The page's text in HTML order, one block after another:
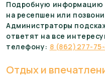
Подробную информацию
на ресепшен или
Администраторы
ответят на все
телефону: 8 (862)277-
Отдых и